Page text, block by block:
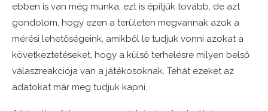
ebben is van még munka, ezt is építjük tovább, de azt
gondolom, hogy ezen a területen megvannak azok a
mérési lehetőségeink, amikből le tudjuk vonni azokat a
következtetéseket, hogy a külső terhelésre milyen belső
válaszreakciója van a játékosoknak. Tehát ezeket az
adatokat már meg tudjuk kapni.